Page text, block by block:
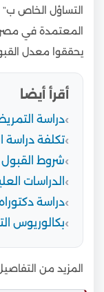
التساؤل الخاص
المعتمدة في
يحققوا معدل
أقرأ أيضا
دراسة
تكلفة
شروط
الدراسات
دراسة
بكالوريوس
المزيد من